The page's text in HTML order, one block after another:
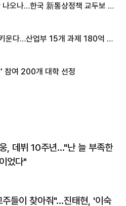
오나…한국 新통상정책 교두보 활
운다…산업부 15개 과제 180억 지
참여 200개 대학 선정
, 데뷔 10주년…"난 늘 부족한
었다"
주들이 찾아줘"…진태현, '이숙